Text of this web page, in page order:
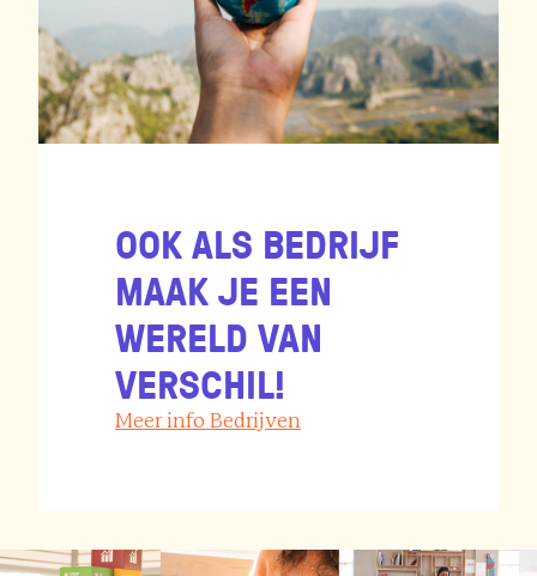
OOK ALS BEDRIJF
MAAK JE EEN
WERELD VAN
VERSCHIL!
Meer info Bedrijven